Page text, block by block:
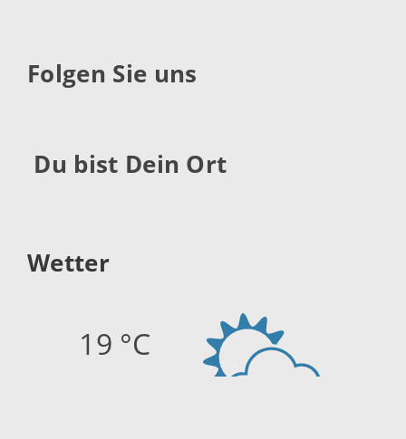
Folgen Sie uns
Du bist Dein Ort
Wetter
19 °C